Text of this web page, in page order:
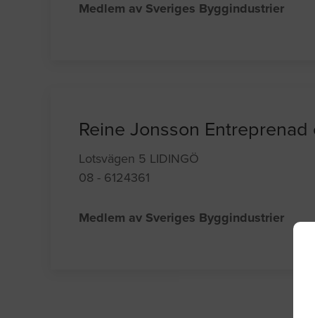
Medlem av Sveriges Byggindustrier
Reine Jonsson Entreprenad
Lotsvägen 5 LIDINGÖ
08 - 6124361
Medlem av Sveriges Byggindustrier